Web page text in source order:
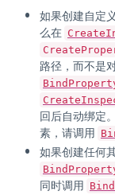
如果创建自定义
么在
路径，而不是
回后自动绑定
素，请调用
如果创建任何
同时调用